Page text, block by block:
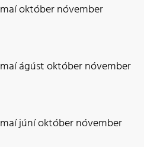
maíoktóbernóvember
maíágústoktóbernóvember
maíjúníoktóbernóvember